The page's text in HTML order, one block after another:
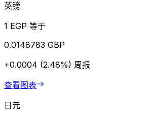
英镑
1 EGP 等于
0.0148783 GBP
+0.0004 (2.48%) 周报
查看图表
日元